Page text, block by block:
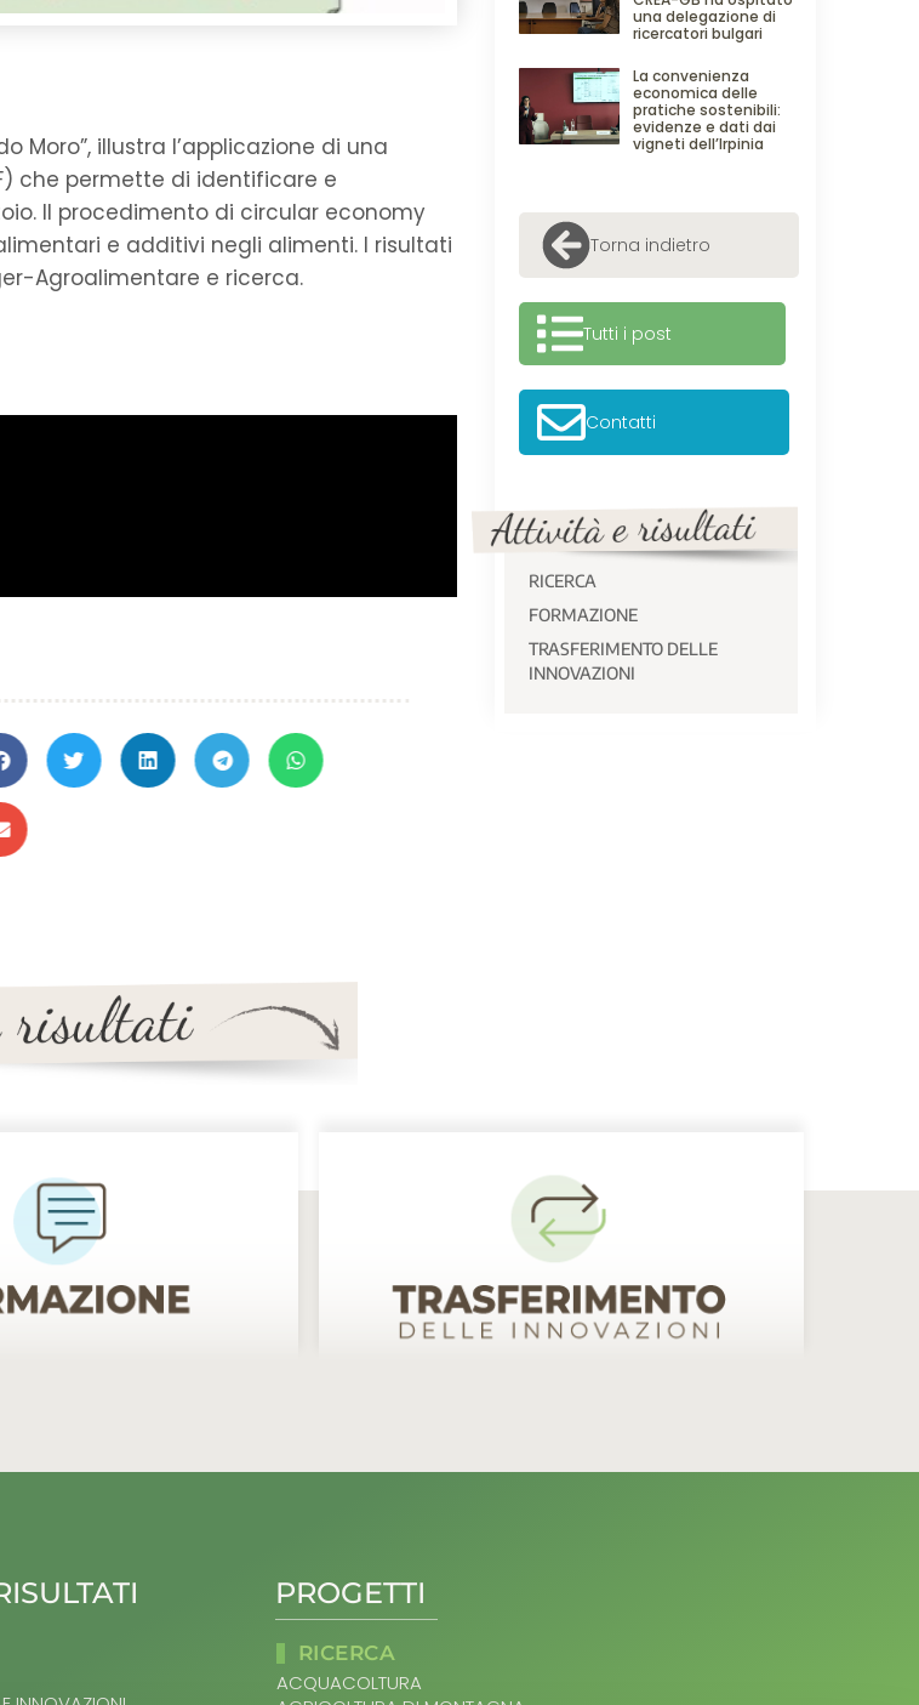
Moro”, illustra l’applicazione di una
che permette di identificare e
Il procedimento di circular economy
e additivi negli alimenti. I risultati
Agroalimentare e ricerca.
una delegazione di
ricercatori bulgari
La convenienza
economica delle
pratiche sostenibili:
evidenze e dati dai
vigneti dell’Irpinia
Torna indietro
Tutti i post
Contatti
RICERCA
FORMAZIONE
TRASFERIMENTO DELLE
INNOVAZIONI
PROGETTI
RICERCA
ACQUACOLTURA